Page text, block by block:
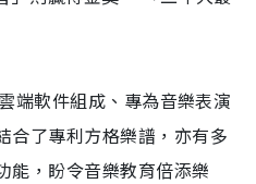
端軟件組成、專為音樂表演
合了專利方格樂譜，亦有多
能，盼令音樂教育倍添樂